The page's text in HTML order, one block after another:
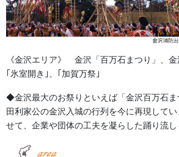
足袋,腹掛・股引、手拭
足袋の画像案内
きざみ 1,450円 21cm～27cm 大人用4枚こ
1,550円 28cm 大人用4枚こはぜ 1,650円 […]
法被・はっぴ・はんてん・印半纏
よもやま話
《金沢エリア》 金沢「百万石まつり」、
｢氷室開き｣、｢加賀万祭｣
◆金沢最大のお祭りといえば「金沢百万石
田利家公の金沢入城の行列を今に再現して
せて、企業や団体の工夫を凝らした踊り流し